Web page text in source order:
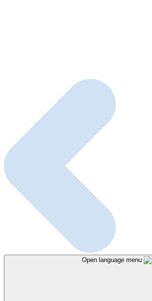
Open language menu